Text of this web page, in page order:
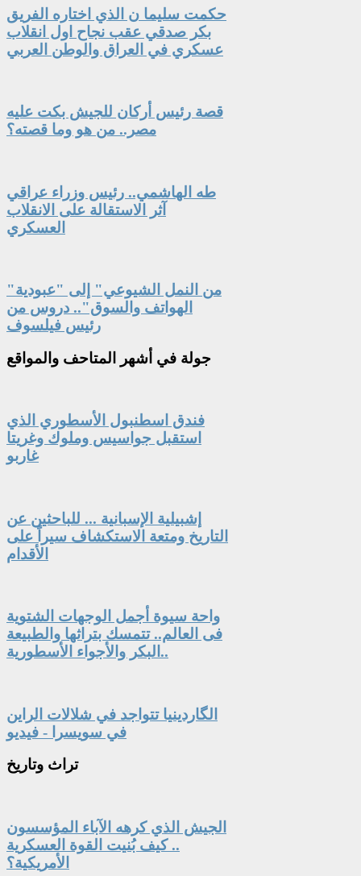
حكمت سليما ن الذي اختاره الفريق
بكر صدقي عقب نجاح اول انقلاب
عسكري في العراق والوطن العربي
قصة رئيس أركان للجيش بكت عليه
مصر.. من هو وما قصته؟
طه الهاشمي.. رئيس وزراء عراقي
آثر الاستقالة على الانقلاب
العسكري
"من النمل الشيوعي" إلى "عبودية
الهواتف والسوق".. دروس من
رئيس فيلسوف
جولة في أشهر المتاحف والمواقع
فندق اسطنبول الأسطوري الذي
استقبل جواسيس وملوك وغريتا
غاربو
إشبيلية الإسبانية ... للباحثين عن
التاريخ ومتعة الاستكشاف سيراً على
الأقدام
واحة سيوة أجمل الوجهات الشتوية
فى العالم.. تتمسك بتراثها والطبيعة
البكر والأجواء الأسطورية..
الگاردينيا تتواجد في شلالات الراين
في سويسرا - فيديو
تراث وتاريخ
الجيش الذي كرهه الآباء المؤسسون
.. كيف بُنيت القوة العسكرية
الأمريكية؟